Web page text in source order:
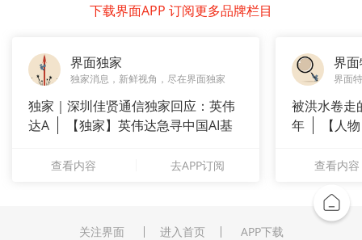
下载界面APP 订阅更多品牌栏目
界面独家
独家消息，新鲜视角，尽在界面独家
独家｜深圳佳贤通信独家回应：英伟
达A
【独家】英伟达急寻中国AI基
查看内容 去APP订阅
界
界面
被洪水卷走
年
【人
查看内容
关注界面 进入首页 APP下载